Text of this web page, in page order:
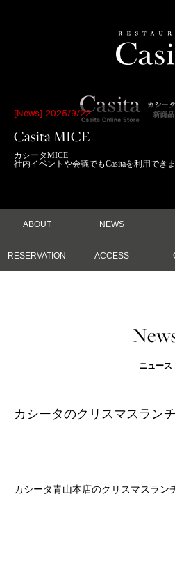
[News] 2025/9/22
Casita MICE
カシータMICE
社内イベントや会議でもCasitaを利用でき
ABOUT NEWS
RESERVATION ACCESS
ニュース
カシータのクリスマスラン
カシータ青山本店のクリスマスラン